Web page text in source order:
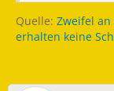
Quelle: Zweifel
erhalten keine